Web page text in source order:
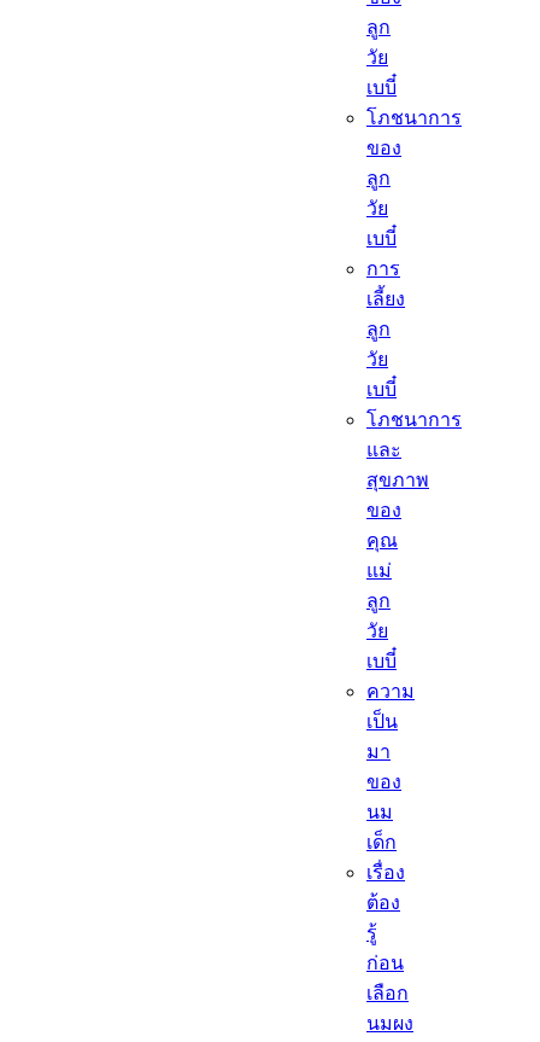
ลูก
วัย
เบบี๋
โภชนาการ
ของ
ลูก
วัย
เบบี๋
การ
เลี้ยง
ลูก
วัย
เบบี๋
โภชนาการ
และ
สุขภาพ
ของ
คุณ
แม่
ลูก
วัย
เบบี๋
ความ
เป็น
มา
ของ
นม
เด็ก
เรื่อง
ต้อง
รู้
ก่อน
เลือก
นมผง